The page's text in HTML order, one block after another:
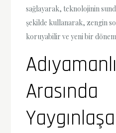
sağlayarak, teknolojinin
şekilde kullanarak, zengin
koruyabilir ve yeni bir
Arasında